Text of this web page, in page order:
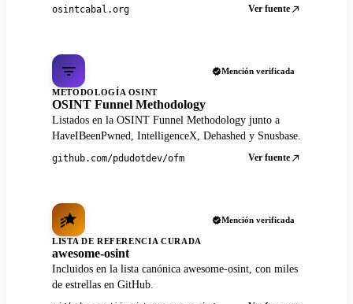
osintcabal.org Ver fuente
Mención verificada
METODOLOGÍA OSINT
OSINT Funnel Methodology
Listados en la OSINT Funnel Methodology junto a
HaveIBeenPwned, IntelligenceX, Dehashed y Snusbase.
github.com/pdudotdev/ofm Ver fuente
Mención verificada
LISTA DE REFERENCIA CURADA
awesome-osint
Incluidos en la lista canónica awesome-osint, con miles
de estrellas en GitHub.